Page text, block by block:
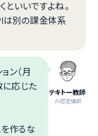
いいですよね。
は別の課金体系
テキトー教師
.AI認定講師
ン（月
に応じた
作るな